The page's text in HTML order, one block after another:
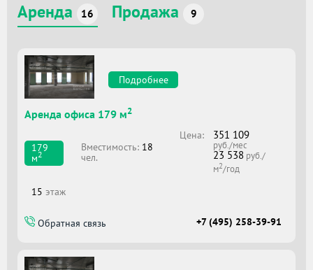
Аренда 16 Продажа 9
Подробнее
Аренда офиса 179 м2
179
м2
Вместимоcть: 18
чел.
Цена: 351 109
руб./мес
23 538 руб./
м2/год
15 этаж
Обратная связь +7 (495) 258-39-91